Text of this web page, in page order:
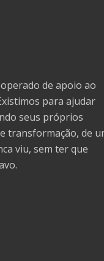
de apoio ao
para ajudar
seus próprios
transformação, de
viu, sem ter que